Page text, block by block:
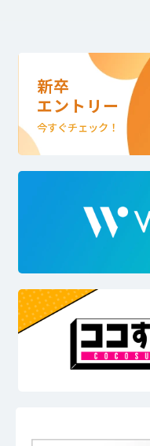
新卒
エントリー
今すぐチェック！